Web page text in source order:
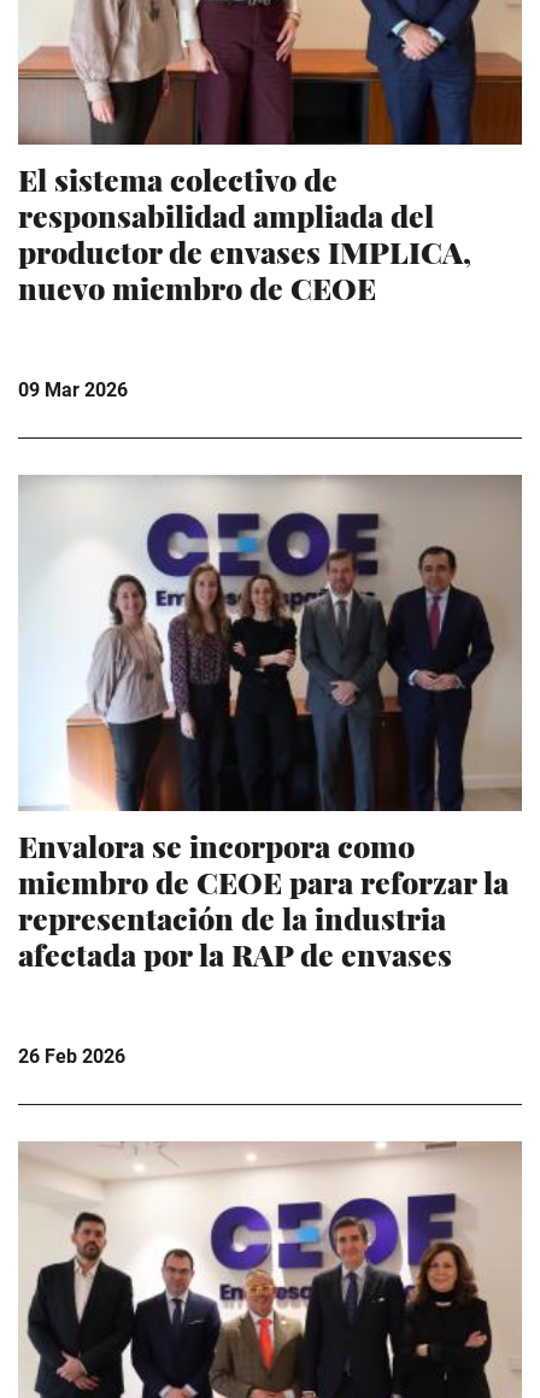
El sistema colectivo de
responsabilidad ampliada del
productor de envases IMPLICA,
nuevo miembro de CEOE
09 Mar 2026
Envalora se incorpora como
miembro de CEOE para reforzar la
representación de la industria
afectada por la RAP de envases
26 Feb 2026